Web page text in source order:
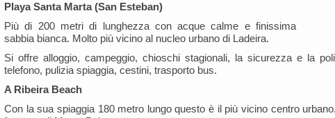
Playa Santa Marta (San Esteban)
Più di 200 metri di lunghezza con acque calme e finissima
sabbia bianca. Molto più vicino al nucleo urbano di Ladeira.
Si offre alloggio, campeggio, chioschi stagionali, la sicurezza e la
telefono, pulizia spiaggia, cestini, trasporto bus.
A Ribeira Beach
Con la sua spiaggia 180 metro lungo questo è il più vicino centro